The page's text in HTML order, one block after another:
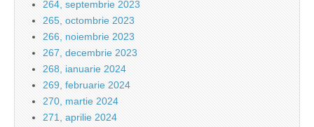
264, septembrie 2023
265, octombrie 2023
266, noiembrie 2023
267, decembrie 2023
268, ianuarie 2024
269, februarie 2024
270, martie 2024
271, aprilie 2024